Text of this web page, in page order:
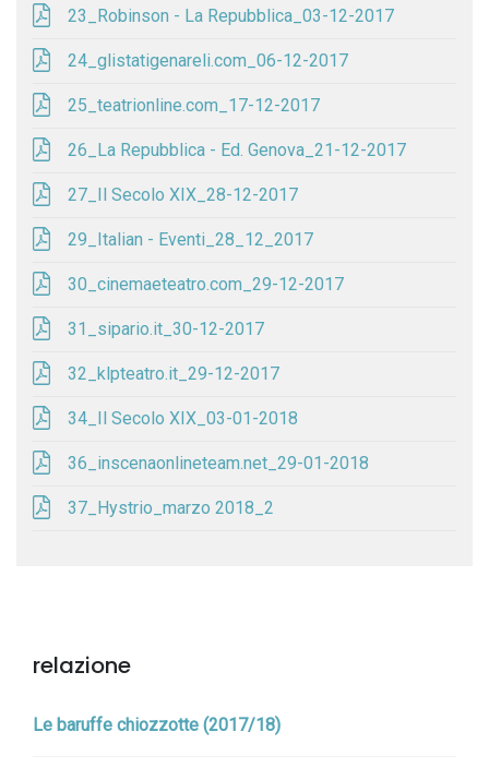
23_Robinson - La Repubblica_03-12-2017
24_glistatigenareli.com_06-12-2017
25_teatrionline.com_17-12-2017
26_La Repubblica - Ed. Genova_21-12-2017
27_Il Secolo XIX_28-12-2017
29_Italian - Eventi_28_12_2017
30_cinemaeteatro.com_29-12-2017
31_sipario.it_30-12-2017
32_klpteatro.it_29-12-2017
34_Il Secolo XIX_03-01-2018
36_inscenaonlineteam.net_29-01-2018
37_Hystrio_marzo 2018_2
relazione
Le baruffe chiozzotte (2017/18)